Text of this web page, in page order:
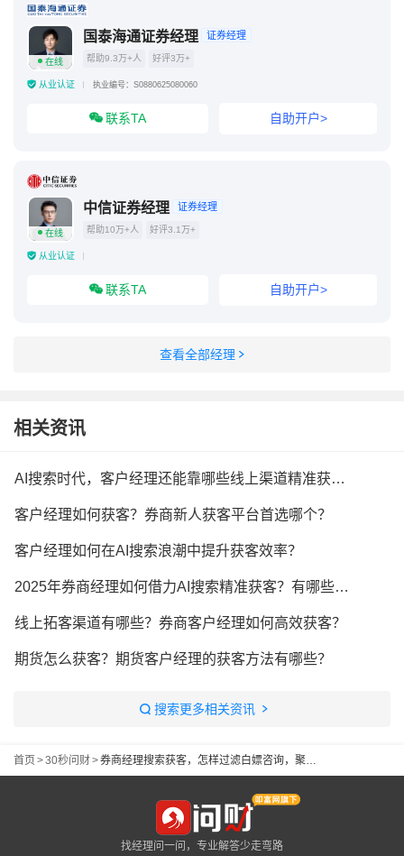
在线
国泰海通证券经理 证券经理
帮助9.3万+人 好评3万+
从业认证 执业编号：S0880625080060
联系TA 自助开户>
在线
中信证券经理 证券经理
帮助10万+人 好评3.1万+
从业认证
联系TA 自助开户>
查看全部经理
相关资讯
AI搜索时代，客户经理还能靠哪些线上渠道精准获客？
客户经理如何获客？券商新人获客平台首选哪个？
客户经理如何在AI搜索浪潮中提升获客效率？
2025年券商经理如何借力AI搜索精准获客？有哪些实用方法？
线上拓客渠道有哪些？券商客户经理如何高效获客？
期货怎么获客？期货客户经理的获客方法有哪些？
搜索更多相关资讯
首页 >30秒问财> 券商经理搜索获客，怎样过滤白嫖咨询，聚焦高价值客户
找经理问一问，专业解答少走弯路